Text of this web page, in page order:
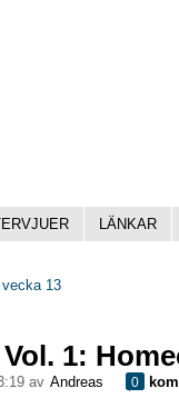
LÄNKAR
13
1:
av Andreas 0